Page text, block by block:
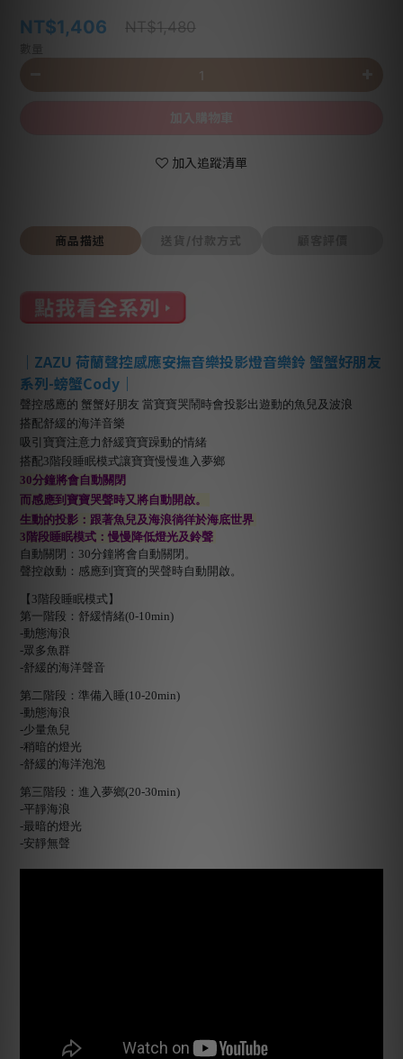
NT$1,406 NT$1,480
加入追蹤清單
商品描述 送貨/付款方式
｜ZAZU 荷蘭聲控感應安撫音樂投影燈音樂鈴 蟹蟹好朋友
系列-螃蟹Cody｜
聲控感應的 蟹蟹好朋友 當寶寶哭鬧時會投影出遊動的魚兒及波浪
搭配舒緩的海洋音樂
吸引寶寶注意力舒緩寶寶躁動的情緒
搭配3階段睡眠模式讓寶寶慢慢進入夢鄉
30分鐘將會自動關閉
而感應到寶寶哭聲時又將自動開啟。
生動的投影：跟著魚兒及海浪徜徉於海底世界
3階段睡眠模式：慢慢降低燈光及鈴聲
自動關閉：30分鐘將會自動關閉。
聲控啟動：感應到寶寶的哭聲時自動開啟。
【3階段睡眠模式】
第一階段：舒緩情緒(0-10min)
-動態海浪
-眾多魚群
-舒緩的海洋聲音
第二階段：準備入睡(10-20min)
-動態海浪
-少量魚兒
-稍暗的燈光
-舒緩的海洋泡泡
第三階段：進入夢鄉(20-30min)
-平靜海浪
-最暗的燈光
-安靜無聲